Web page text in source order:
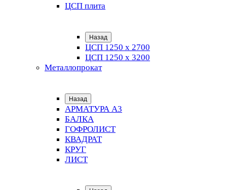
ЦСП плита
Назад
ЦСП 1250 х 2700
ЦСП 1250 х 3200
Металлопрокат
Назад
АРМАТУРА А3
БАЛКА
ГОФРОЛИСТ
КВАДРАТ
КРУГ
ЛИСТ